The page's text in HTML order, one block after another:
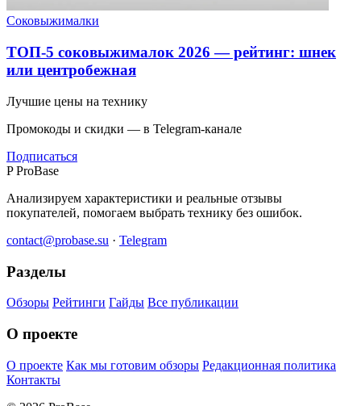
Соковыжималки
ТОП-5 соковыжималок 2026 — рейтинг: шнек
или центробежная
Лучшие цены на технику
Промокоды и скидки — в Telegram-канале
Подписаться
P ProBase
Анализируем характеристики и реальные отзывы
покупателей, помогаем выбрать технику без ошибок.
contact@probase.su · Telegram
Разделы
Обзоры Рейтинги Гайды Все публикации
О проекте
О проекте Как мы готовим обзоры Редакционная политика
Контакты